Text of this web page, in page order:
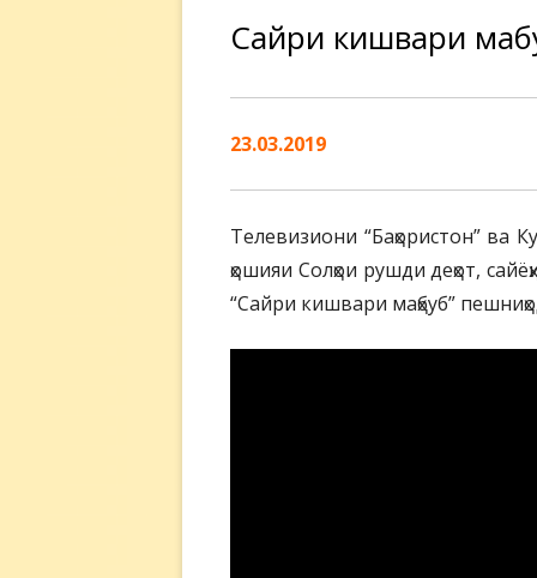
Сайри кишвари
23.03.2019
Телевизиони “Баҳористон” ва
ҳошияи Солҳои рушди деҳот,
“Сайри кишвари маҳбуб”